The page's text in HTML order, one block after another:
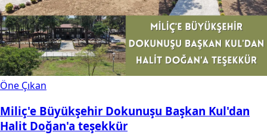
Öne Çıkan
Miliç'e Büyükşehir Dokunuşu Başkan Kul'dan
Halit Doğan'a teşekkür